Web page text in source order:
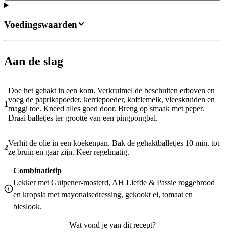
Aan de slag
1
Doe het gehakt in een kom. Verkruimel de beschuiten erboven en
voeg de paprikapoeder, kerriepoeder, koffiemelk, vleeskruiden en
maggi toe. Kneed alles goed door. Breng op smaak met peper.
Draai balletjes ter grootte van een pingpongbal.
2
Verhit de olie in een koekenpan. Bak de gehaktballetjes 10 min. tot
ze bruin en gaar zijn. Keer regelmatig.
Combinatietip
Lekker met Gulpener-mosterd, AH Liefde & Passie roggebrood
en kropsla met mayonaisedressing, gekookt ei, tomaat en
bieslook.
Wat vond je van dit recept?
Voedingswaarden